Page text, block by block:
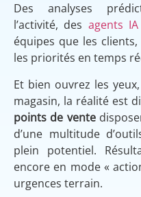
Des analyses
l’activité, des agents IA
équipes que les
les priorités en temps
Et bien ouvrez les
magasin, la réalité est
points de vente
d’une multitude
plein potentiel.
encore en mode «
urgences terrain.